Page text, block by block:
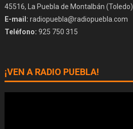
45516, La Puebla de Montalbán (Toledo)
E-mail: radiopuebla@radiopuebla.com
Teléfono: 925 750 315
¡VEN A RADIO PUEBLA!